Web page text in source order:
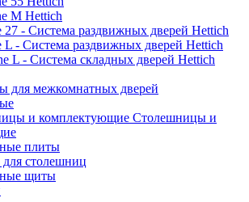
M Hettich
27 - Система раздвижных дверей Hettich
L - Система раздвижных дверей Hettich
L - Система складных дверей Hettich
для межкомнатных дверей
Столешницы и
плиты
столешниц
щиты